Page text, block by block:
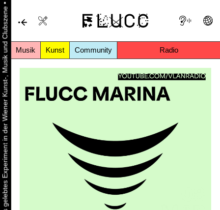
Musik Kunst Community Radio
Urbaner Aktivismus als gelebtes Experiment in der Wiener Kunst-, Musik und Clubszene
•